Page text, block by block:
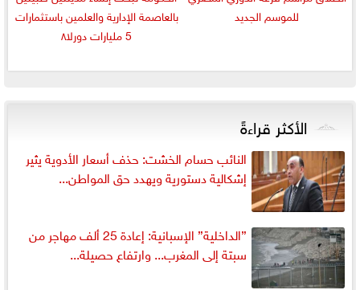
للموسم الجديد
بالعاصمة الإدارية والعلمين باستثمارات
5 مليارات دورلا٨
الأكثر قراءةً
النائب حسام الخشت: حذف أسعار الأدوية يثير
إشكالية دستورية ويهدد حق المواطن...
”الداخلية” الإسبانية: إعادة 25 ألف مهاجر من
سبتة إلى المغرب... وارتفاع حصيلة...